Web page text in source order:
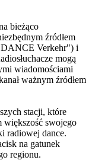
bieżąco
źródłem
DANCE Verkehr") i
mogą
wiadomościami
ważnym źródłem
stacji, które
większość swojego
radiowej dance.
na gatunek
regionu.